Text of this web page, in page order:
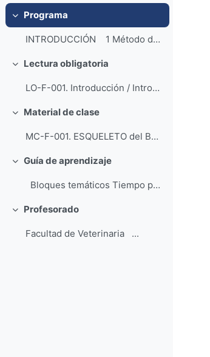
Colapsar
Programa
INTRODUCCIÓN 1 Método de Autoestereos...
Colapsar
Lectura obligatoria
LO-F-001. Introducción / Introduction (PDF).
Colapsar
Material de clase
MC-F-001. ESQUELETO del BRAZO / SKELETON BRACHII...
Colapsar
Guía de aprendizaje
Bloques temáticos Tiempo previsto de apr...
Colapsar
Profesorado
Facultad de Veterinaria ...